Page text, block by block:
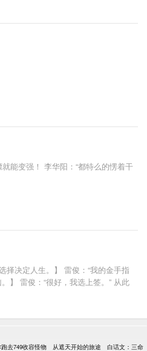
能变强！ 李华阳：“都特么的愣着干
择决定人生。】 雷俊：“我的金手指
】 雷俊：“很好，我选上签。” 从此
去749收容怪物 从遮天开始的旅途 白话文：三命